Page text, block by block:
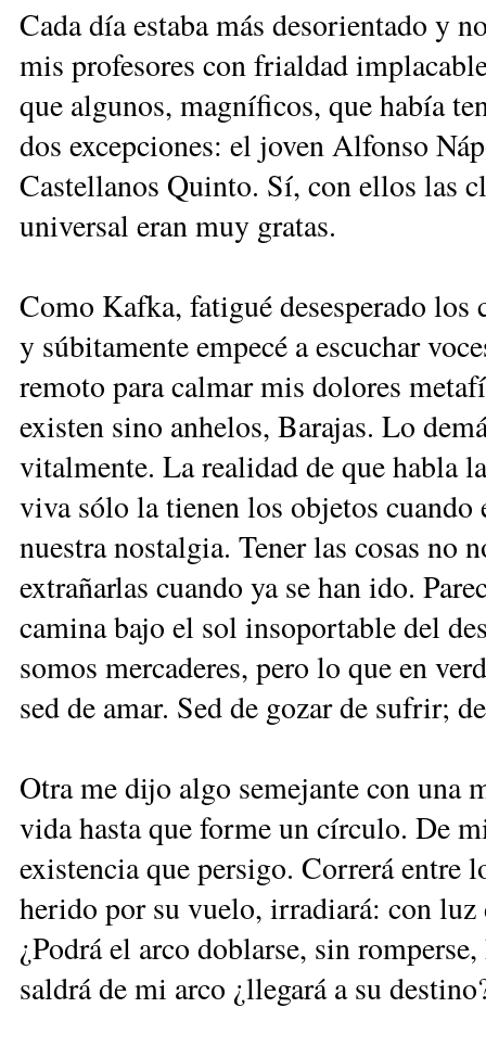
Cada día estaba más desorientado y
mis profesores con frialdad
que algunos, magníficos, que había
dos excepciones: el joven Alfonso
Castellanos Quinto. Sí, con ellos las
universal eran muy gratas.
Como Kafka, fatigué desesperado
y súbitamente empecé a escuchar
remoto para calmar mis dolores
existen sino anhelos, Barajas. Lo
vitalmente. La realidad de que habla
viva sólo la tienen los objetos cuando
nuestra nostalgia. Tener las cosas no
extrañarlas cuando ya se han ido.
camina bajo el sol insoportable del
somos mercaderes, pero lo que en
sed de amar. Sed de gozar de sufrir;
Otra me dijo algo semejante con una
vida hasta que forme un círculo. De
existencia que persigo. Correrá entre
herido por su vuelo, irradiará: con
¿Podrá el arco doblarse, sin
saldrá de mi arco ¿llegará a su